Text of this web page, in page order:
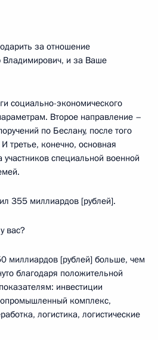
за отношение
Владимирович, и за Ваше
социально-экономического
Второе направление –
по Беслану, после того
третье, конечно, основная
специальной военной
355 миллиардов [рублей].
вас?
миллиардов [рублей] больше, чем
благодаря положительной
инвестиции
комплекс,
логистика, логистические